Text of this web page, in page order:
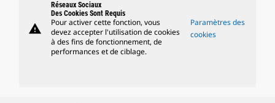
warning
Réseaux Sociaux
Des Cookies Sont Requis
Pour activer cette fonction, vous
devez accepter l'utilisation de cookies
à des fins de fonctionnement, de
performances et de ciblage.
Paramètres des
cookies